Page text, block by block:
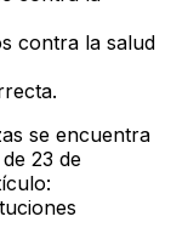
contra la salud
se encuentra
23 de